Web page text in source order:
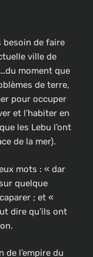
besoin de faire
ville de
moment que
de terre,
pour occuper
et l’habiter en
les Lebu l’ont
de la mer).
mots : « dar
quelque
; et «
dire qu’ils ont
de l’empire du